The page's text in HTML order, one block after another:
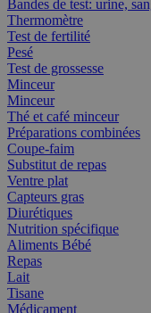
Bandes de test: urine,
Thermomètre
Test de fertilité
Pesé
Test de grossesse
Minceur
Minceur
Thé et café minceur
Préparations combinées
Coupe-faim
Substitut de repas
Ventre plat
Capteurs gras
Diurétiques
Nutrition spécifique
Aliments Bébé
Repas
Lait
Tisane
Médicament